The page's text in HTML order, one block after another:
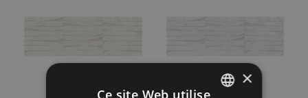
×
Ce site Web utilise